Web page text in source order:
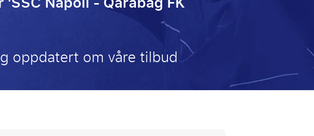
oppdatert om våre tilbud